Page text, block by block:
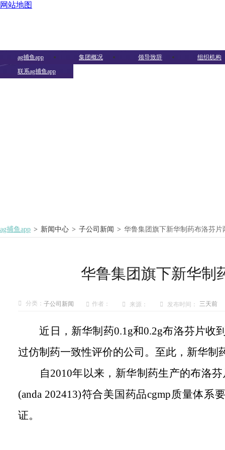
ag捕鱼app 集团概况 领导致辞
组织机构
联系ag捕鱼app
ag捕鱼app > 新闻中心 > 子公司新闻 > 华鲁集团旗下新华制药布洛芬
华鲁集团旗下新华制
分类： 子公司新闻 作者： 来源： 发布时间： 三天前
近日，新华制药0.1g和0.2g布洛芬片收
过仿制药一致性评价的公司。至此，新华制
自2010年以来，新华制药生产的布洛
(anda 202413)符合美国药品cgmp质量体系
证。
网站地图